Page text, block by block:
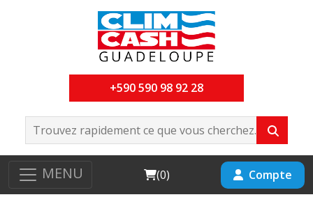
+590 590 98 92 28
MENU Cart
(0) Compte